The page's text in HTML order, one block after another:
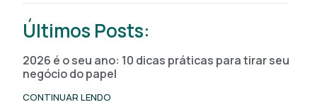
Últimos Posts:
2026 é o seu ano: 10 dicas práticas para tirar seu
negócio do papel
CONTINUAR LENDO